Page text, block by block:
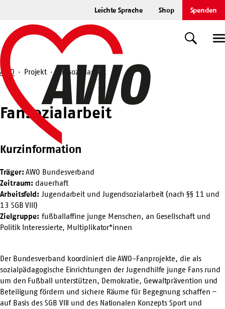
springen
Leichte Sprache Shop Spenden
Startseite
Suche
Suche
AWO Projekt Fansozialarbeit
Fansozialarbeit
Kurzinformation
Träger:AWO Bundesverband
Zeitraum: dauerhaft
Arbeitsfeld:Jugendarbeit und Jugendsozialarbeit (nach §§ 11 und
13 SGB VIII)
Zielgruppe:fußballaffine junge Menschen, an Gesellschaft und
Politik Interessierte, Multiplikator*innen
Der Bundesverband koordiniert die AWO-Fanprojekte, die als
sozialpädagogische Einrichtungen der Jugendhilfe junge Fans rund
um den Fußball unterstützen, Demokratie, Gewaltprävention und
Beteiligung fördern und sichere Räume für Begegnung schaffen –
auf Basis des SGB VIII und des Nationalen Konzepts Sport und